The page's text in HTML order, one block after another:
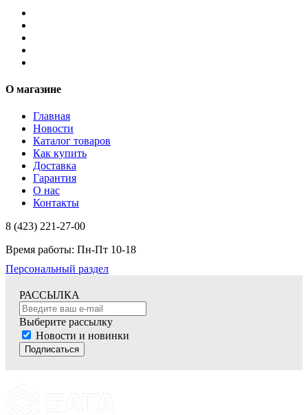
О магазине
Главная
Новости
Каталог товаров
Как купить
Доставка
Гарантия
О нас
Контакты
8 (423) 221-27-00
Время работы: Пн-Пт 10-18
Персональный раздел
РАССЫЛКА
Выберите рассылку
Новости и новинки
Подписаться